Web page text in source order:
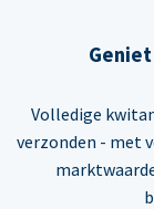
Volledige
verzonden - met